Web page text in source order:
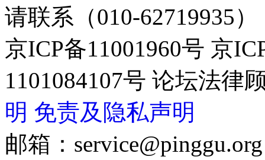
请联系（010-62719935）
京ICP备11001960号 京
1101084107号 论坛法律
明 免责及隐私声明
邮箱：service@pinggu.org